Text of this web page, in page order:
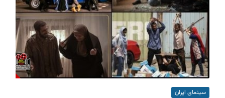
ن
سینمای ایران